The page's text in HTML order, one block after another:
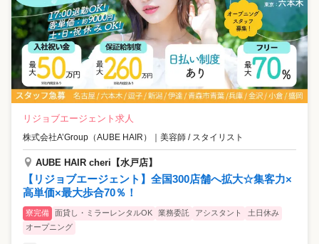
リジョブエージェント求人
株式会社A’Group（AUBE HAIR） ｜ 美容師 / スタイリスト
AUBE HAIR cheri【水戸店】
【リジョブエージェント】全国300店舗へ拡大☆集客力×
高単価×最大歩合70％！
寮完備 面貸し・ミラーレンタルOK 業務委託 アシスタント
土日休み
オープニング